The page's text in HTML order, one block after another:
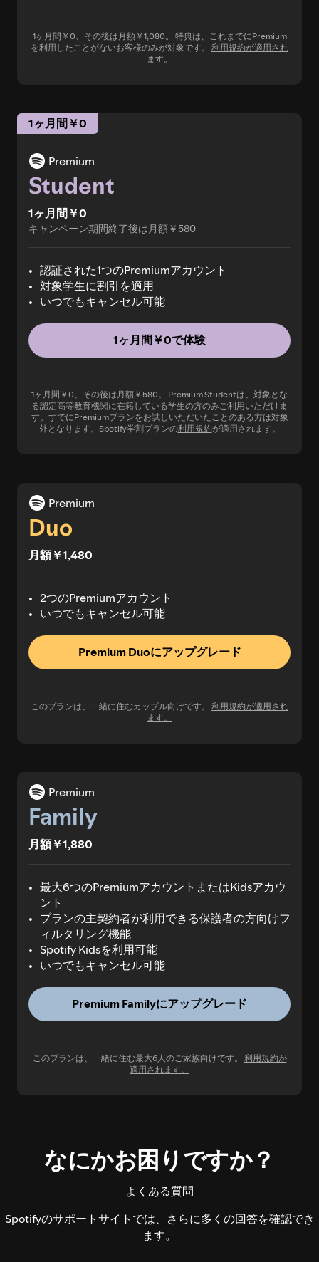
1ヶ月間￥0、その後は月額￥1,080。 特典は、これまでにPremium
を利用したことがないお客様のみが対象です。 利用規約が適用され
ます。
1ヶ月間￥0
Premium
Student
1ヶ月間￥0
キャンペーン期間終了後は月額￥580
認証された1つのPremiumアカウント
対象学生に割引を適用
いつでもキャンセル可能
1ヶ月間￥0で体験
1ヶ月間￥0、その後は月額￥580。 Premium Studentは、対象とな
る認定高等教育機関に在籍している学生の方のみご利用いただけま
す。すでにPremiumプランをお試しいただいたことのある方は対象
外となります。Spotify学割プランの利用規約が適用されます。
Premium
Duo
月額￥1,480
2つのPremiumアカウント
いつでもキャンセル可能
Premium Duoにアップグレード
このプランは、一緒に住むカップル向けです。 利用規約が適用され
ます。
Premium
Family
月額￥1,880
最大6つのPremiumアカウントまたはKidsアカウ
ント
プランの主契約者が利用できる保護者の方向けフ
ィルタリング機能
Spotify Kidsを利用可能
いつでもキャンセル可能
Premium Familyにアップグレード
このプランは、一緒に住む最大6人のご家族向けです。 利用規約が
適用されます。
なにかお困りですか？
よくある質問
Spotifyのサポートサイト では、さらに多くの回答を確認でき
ます。